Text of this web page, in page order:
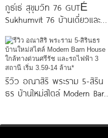
กูธ์เธ่ สุขุมวิท 76 GUTÉ
Sukhumvit 76 บ้านเดี่ยวและ
ริ่ง
รีวิว อณาสิริ พระราม 5-สิริน
ธร บ้านใหม่สไตล์ Modern Barn